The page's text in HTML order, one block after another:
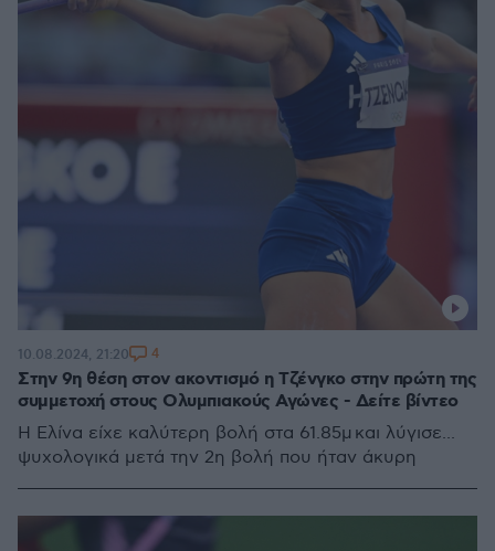
Στην 9η θέση στον ακοντισμό η Τζένγκο στην πρώτη της
συμμετοχή στους Ολυμπιακούς Αγώνες - Δείτε βίντεο
Η Ελίνα είχε καλύτερη βολή στα 61.85μ και λύγισε...
ψυχολογικά μετά την 2η βολή που ήταν άκυρη
10.08.2024, 21:20 4